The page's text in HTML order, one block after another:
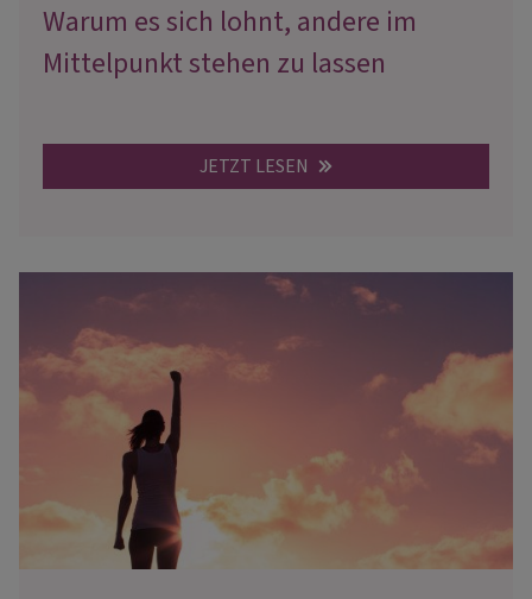
Warum es sich lohnt, andere im
Mittelpunkt stehen zu lassen
JETZT LESEN